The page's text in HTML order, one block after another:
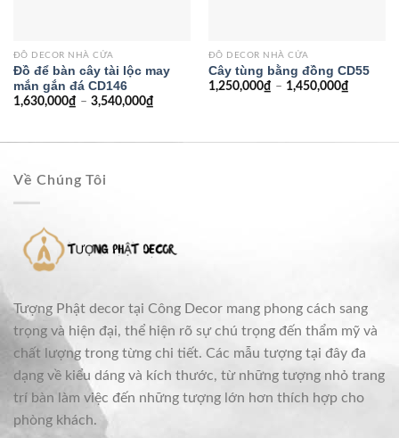
ĐỒ DECOR NHÀ CỬA
Đồ để bàn cây tài lộc may
mắn gắn đá CD146
1,630,000₫ – 3,540,000₫
ĐỒ DECOR NHÀ CỬA
Cây tùng bằng đồng CD55
1,250,000₫ – 1,450,000₫
Về Chúng Tôi
Tượng Phật decor tại Công Decor mang phong cách sang
trọng và hiện đại, thể hiện rõ sự chú trọng đến thẩm mỹ và
chất lượng trong từng chi tiết. Các mẫu tượng tại đây đa
dạng về kiểu dáng và kích thước, từ những tượng nhỏ trang
trí bàn làm việc đến những tượng lớn hơn thích hợp cho
phòng khách.